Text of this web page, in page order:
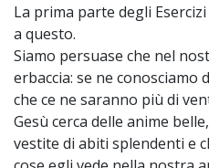
La prima parte degli
a questo.
Siamo persuase che nel
erbaccia: se ne conosciamo
che ce ne saranno più di
Gesù cerca delle anime
vestite di abiti splendenti e